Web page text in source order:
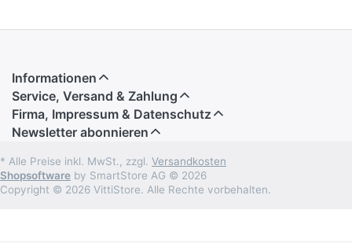
Informationen
Service, Versand & Zahlung
Firma, Impressum & Datenschutz
Newsletter abonnieren
* Alle Preise inkl. MwSt., zzgl. Versandkosten
Shopsoftware by SmartStore AG © 2026
Copyright © 2026 VittiStore. Alle Rechte vorbehalten.